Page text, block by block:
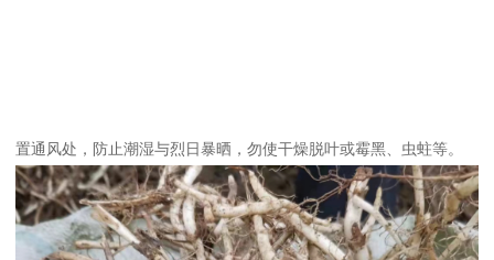
置通风处，防止潮湿与烈日暴晒，勿使干燥脱叶或霉黑、虫蛀等。